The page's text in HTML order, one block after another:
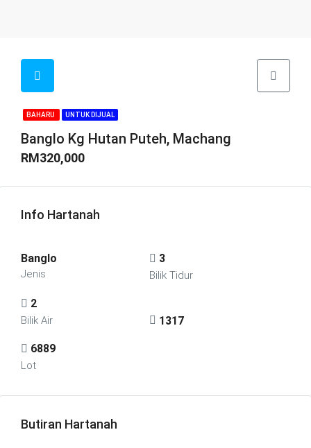
BAHARU UNTUK DIJUAL
Banglo Kg Hutan Puteh, Machang
RM320,000
Info Hartanah
Banglo
Jenis
3
Bilik Tidur
2
Bilik Air 1317
6889
Lot
Butiran Hartanah